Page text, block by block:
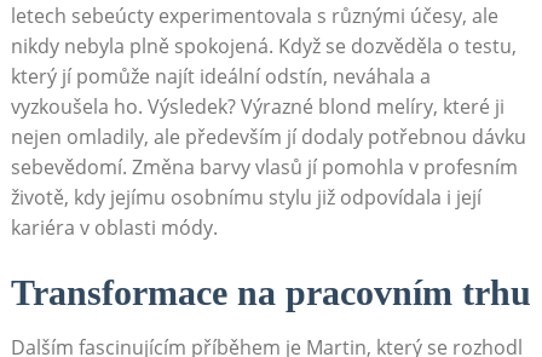
letech sebeúcty⁢ experimentovala‍ s různými ⁣účesy, ale
nikdy nebyla plně spokojená. Když se dozvěděla o testu,
který ‍jí ⁢pomůže​ najít ideální odstín, ⁣neváhala a
vyzkoušela ho. Výsledek? Výrazné blond melíry, ⁤které ji
nejen omladily, ale především jí dodaly potřebnou⁢ dávku
sebevědomí. Změna‍ barvy ⁣vlasů jí pomohla v‌ profesním
životě, kdy ⁤jejímu osobnímu ⁤stylu již ​odpovídala i její
kariéra v oblasti módy.
Transformace na pracovním ⁤trhu
Dalším fascinujícím příběhem je ​Martin, který se rozhodl